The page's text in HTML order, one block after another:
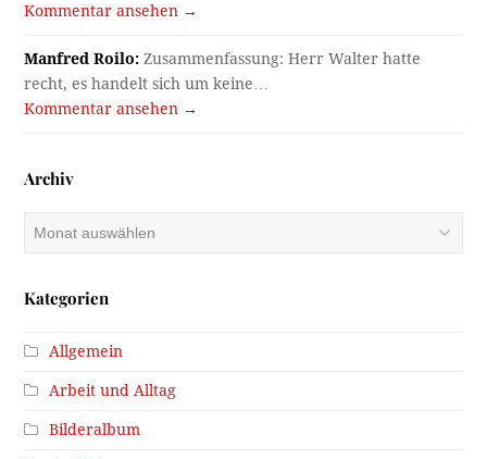
Kommentar ansehen →
Manfred Roilo: Zusammenfassung: Herr Walter hatte
recht, es handelt sich um keine…
Kommentar ansehen →
Archiv
Kategorien
Allgemein
Arbeit und Alltag
Bilderalbum